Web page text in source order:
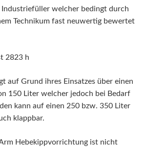
welcher bedingt durch
Technikum fast neuwertig bewertet
2823 h
auf Grund ihres Einsatzes über einen
150 Liter welcher jedoch bei Bedarf
kann auf einen 250 bzw. 350 Liter
klappbar.
Hebekippvorrichtung ist nicht